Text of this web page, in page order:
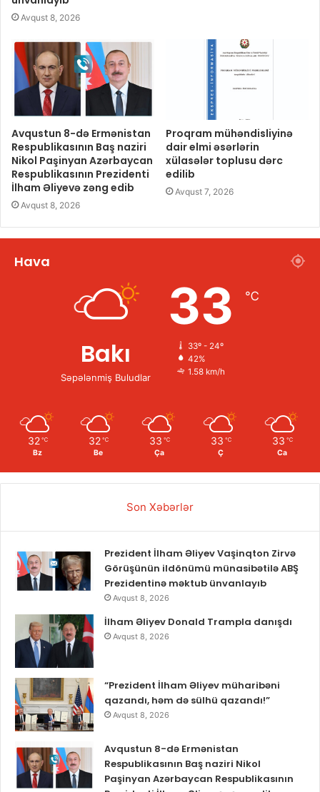
Avqust 8, 2026
Avqustun 8-də Ermənistan
Respublikasının Baş naziri
Nikol Paşinyan Azərbaycan
Respublikasının Prezidenti
İlham Əliyevə zəng edib
Avqust 8, 2026
Proqram mühəndisliyinə
dair elmi əsərlərin
xülasələr toplusu dərc
edilib
Avqust 7, 2026
Hava
Bakı
Səpələnmiş Buludlar
33 ℃
33º - 24º
42%
1.58 km/h
32 ℃
Bz
32 ℃
Be
33 ℃
Ça
33 ℃
Ç
33 ℃
Ca
Son Xəbərlər
Prezident İlham Əliyev Vaşinqton Zirvə
Görüşünün ildönümü münasibətilə ABŞ
Prezidentinə məktub ünvanlayıb
Avqust 8, 2026
İlham Əliyev Donald Trampla danışdı
Avqust 8, 2026
“Prezident İlham Əliyev müharibəni
qazandı, həm də sülhü qazandı!”
Avqust 8, 2026
Avqustun 8-də Ermənistan
Respublikasının Baş naziri Nikol
Paşinyan Azərbaycan Respublikasının